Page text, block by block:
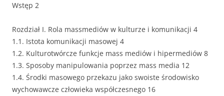
Wstęp 2
Rozdział I. Rola massmediów w kulturze i komunikacji 4
1.1. Istota komunikacji masowej 4
1.2. Kulturotwórcze funkcje mass mediów i hipermediów 8
1.3. Sposoby manipulowania poprzez mass media 12
1.4. Środki masowego przekazu jako swoiste środowisko
wychowawcze człowieka współczesnego 16